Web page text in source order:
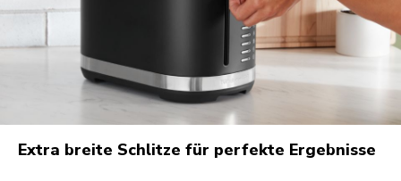
Extra breite Schlitze für perfekte Ergebnisse